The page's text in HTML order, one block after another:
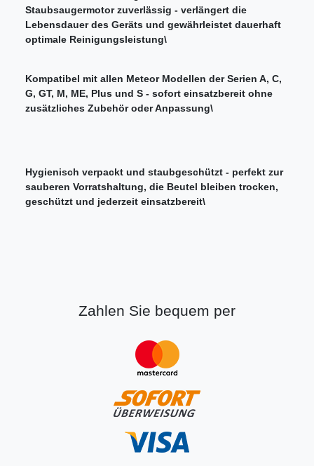
Staubsaugermotor zuverlässig - verlängert die
Lebensdauer des Geräts und gewährleistet dauerhaft
optimale Reinigungsleistung\
Kompatibel mit allen Meteor Modellen der Serien A, C,
G, GT, M, ME, Plus und S - sofort einsatzbereit ohne
zusätzliches Zubehör oder Anpassung\
Hygienisch verpackt und staubgeschützt - perfekt zur
sauberen Vorratshaltung, die Beutel bleiben trocken,
geschützt und jederzeit einsatzbereit\
Zahlen Sie bequem per